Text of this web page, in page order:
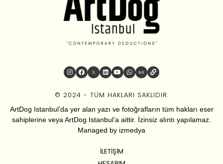
© 2024 - TÜM HAKLARI SAKLIDIR.
ArtDog Istanbul’da yer alan yazı ve fotoğrafların tüm hakları eser
sahiplerine veya ArtDog Istanbul’a aittir. İzinsiz alıntı yapılamaz.
Managed by izmedya
İLETIŞIM